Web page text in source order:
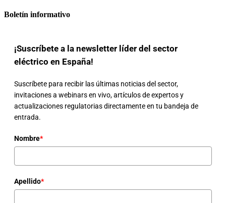
Boletín informativo
¡Suscríbete a la newsletter líder del sector
eléctrico en España!
Suscríbete para recibir las últimas noticias del sector,
invitaciones a webinars en vivo, artículos de expertos y
actualizaciones regulatorias directamente en tu bandeja de
entrada.
Nombre*
Apellido*